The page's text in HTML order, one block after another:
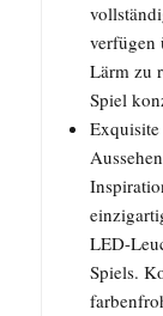
verfügen
Lärm zu
Spiel
LED-
Spiels.